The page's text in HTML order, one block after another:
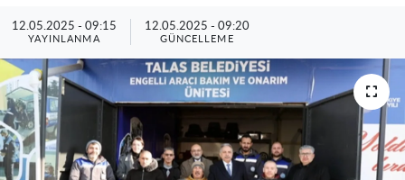
12.05.2025 - 09:15
YAYINLANMA
12.05.2025 - 09:20
GÜNCELLEME
Saruhanlı
Soma
Resmi İlanlar
Tüm Manşetler
Son Dakika Haberleri
Haber Arşivi